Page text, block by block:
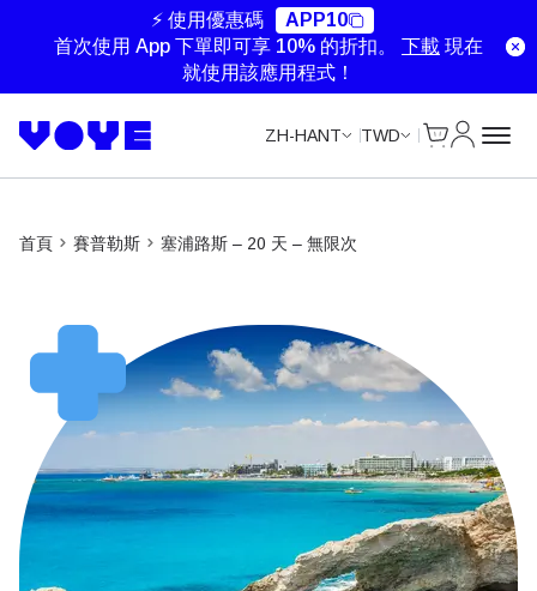
⚡ 使用優惠碼
APP10
首次使用 App 下單即可享 10% 的折扣。 下載 現在
就使用該應用程式！
ZH-HANT TWD
首頁 賽普勒斯 塞浦路斯 – 20 天 – 無限次